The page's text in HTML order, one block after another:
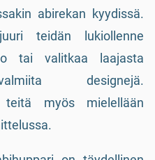
abirekan kyydissä.
teidän lukiollenne
tai valitkaa laajasta
designejä.
teitä myös mielellään